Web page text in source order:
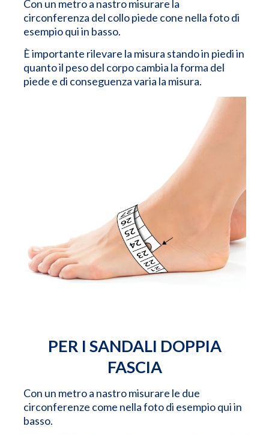
Con un metro a nastro misurare la
circonferenza del collo piede cone nella foto di
esempio qui in basso.
È importante rilevare la misura stando in piedi in
quanto il peso del corpo cambia la forma del
piede e di conseguenza varia la misura.
PER I SANDALI DOPPIA
FASCIA
Con un metro a nastro misurare le due
circonferenze come nella foto di esempio qui in
basso.